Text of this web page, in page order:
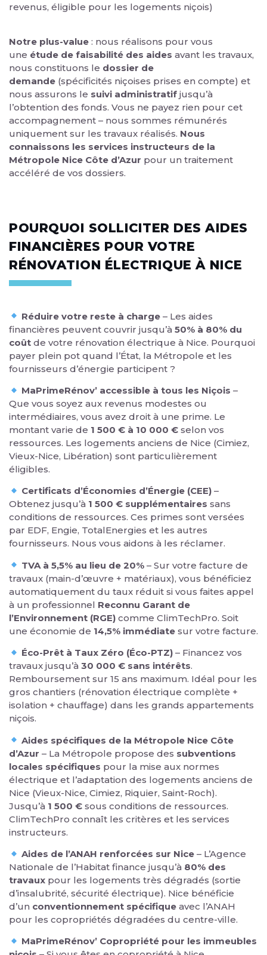
revenus, éligible pour les logements niçois)
Notre plus-value : nous réalisons pour vous
une étude de faisabilité des aides avant les travaux,
nous constituons le dossier de
demande (spécificités niçoises prises en compte) et
nous assurons le suivi administratif jusqu’à
l’obtention des fonds. Vous ne payez rien pour cet
accompagnement – nous sommes rémunérés
uniquement sur les travaux réalisés. Nous
connaissons les services instructeurs de la
Métropole Nice Côte d’Azur pour un traitement
accéléré de vos dossiers.
POURQUOI SOLLICITER DES AIDES
FINANCIÈRES POUR VOTRE
RÉNOVATION ÉLECTRIQUE À NICE
Réduire votre reste à charge – Les aides
financières peuvent couvrir jusqu’à 50% à 80% du
coût de votre rénovation électrique à Nice. Pourquoi
payer plein pot quand l’État, la Métropole et les
fournisseurs d’énergie participent ?
MaPrimeRénov’ accessible à tous les Niçois –
Que vous soyez aux revenus modestes ou
intermédiaires, vous avez droit à une prime. Le
montant varie de 1 500 € à 10 000 € selon vos
ressources. Les logements anciens de Nice (Cimiez,
Vieux-Nice, Libération) sont particulièrement
éligibles.
Certificats d’Économies d’Énergie (CEE) –
Obtenez jusqu’à 1 500 € supplémentaires sans
conditions de ressources. Ces primes sont versées
par EDF, Engie, TotalEnergies et les autres
fournisseurs. Nous vous aidons à les réclamer.
TVA à 5,5% au lieu de 20% – Sur votre facture de
travaux (main-d’œuvre + matériaux), vous bénéficiez
automatiquement du taux réduit si vous faites appel
à un professionnel Reconnu Garant de
l’Environnement (RGE) comme ClimTechPro. Soit
une économie de 14,5% immédiate sur votre facture.
Éco-Prêt à Taux Zéro (Éco-PTZ) – Financez vos
travaux jusqu’à 30 000 € sans intérêts.
Remboursement sur 15 ans maximum. Idéal pour les
gros chantiers (rénovation électrique complète +
isolation + chauffage) dans les grands appartements
niçois.
Aides spécifiques de la Métropole Nice Côte
d’Azur – La Métropole propose des subventions
locales spécifiques pour la mise aux normes
électrique et l’adaptation des logements anciens de
Nice (Vieux-Nice, Cimiez, Riquier, Saint-Roch).
Jusqu’à 1 500 € sous conditions de ressources.
ClimTechPro connaît les critères et les services
instructeurs.
Aides de l’ANAH renforcées sur Nice – L’Agence
Nationale de l’Habitat finance jusqu’à 80% des
travaux pour les logements très dégradés (sortie
d’insalubrité, sécurité électrique). Nice bénéficie
d’un conventionnement spécifique avec l’ANAH
pour les copropriétés dégradées du centre-ville.
MaPrimeRénov’ Copropriété pour les immeubles